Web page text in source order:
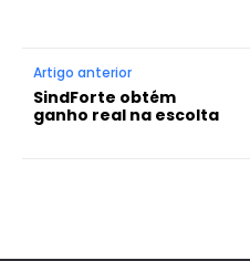
Artigo anterior
SindForte obtém
ganho real na escolta